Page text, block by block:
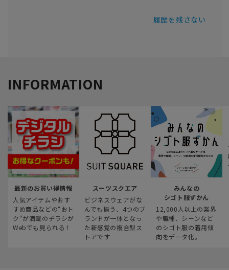
履歴を残さない
INFORMATION
最新のお買い得情報
人気アイテムやおす
すめ商品などの“おト
ク“が満載のチラシが
Webでも見られる！
スーツスクエア
ビジネスウェアがな
んでも揃う、4つのブ
ランドが一体となっ
た新感覚の複合型ス
トアです
みんなの
シゴト服ずかん
12,000人以上の業界
や職種、シーンなど
のシゴト服の着用傾
向をデータ化。